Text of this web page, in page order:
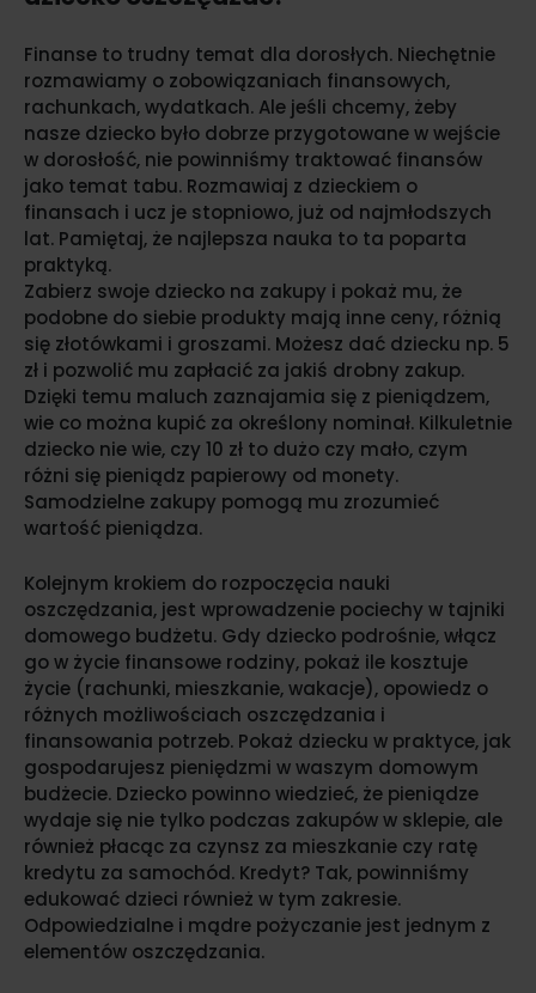
Finanse to trudny temat dla dorosłych. Niechętnie
rozmawiamy o zobowiązaniach finansowych,
rachunkach, wydatkach. Ale jeśli chcemy, żeby
nasze dziecko było dobrze przygotowane w wejście
w dorosłość, nie powinniśmy traktować finansów
jako temat tabu. Rozmawiaj z dzieckiem o
finansach i ucz je stopniowo, już od najmłodszych
lat. Pamiętaj, że najlepsza nauka to ta poparta
praktyką.
Zabierz swoje dziecko na zakupy i pokaż mu, że
podobne do siebie produkty mają inne ceny, różnią
się złotówkami i groszami. Możesz dać dziecku np. 5
zł i pozwolić mu zapłacić za jakiś drobny zakup.
Dzięki temu maluch zaznajamia się z pieniądzem,
wie co można kupić za określony nominał. Kilkuletnie
dziecko nie wie, czy 10 zł to dużo czy mało, czym
różni się pieniądz papierowy od monety.
Samodzielne zakupy pomogą mu zrozumieć
wartość pieniądza.
Kolejnym krokiem do rozpoczęcia nauki
oszczędzania, jest wprowadzenie pociechy w tajniki
domowego budżetu. Gdy dziecko podrośnie, włącz
go w życie finansowe rodziny, pokaż ile kosztuje
życie (rachunki, mieszkanie, wakacje), opowiedz o
różnych możliwościach oszczędzania i
finansowania potrzeb. Pokaż dziecku w praktyce, jak
gospodarujesz pieniędzmi w waszym domowym
budżecie. Dziecko powinno wiedzieć, że pieniądze
wydaje się nie tylko podczas zakupów w sklepie, ale
również płacąc za czynsz za mieszkanie czy ratę
kredytu za samochód. Kredyt? Tak, powinniśmy
edukować dzieci również w tym zakresie.
Odpowiedzialne i mądre pożyczanie jest jednym z
elementów oszczędzania.